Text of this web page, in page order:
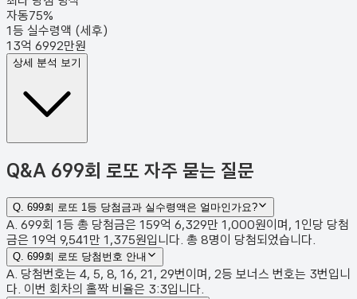
자동75%
1등 실수령액 (세후)
13억 6992만원
상세 분석 보기
Q&A 699회 로또 자주 묻는 질문
Q. 699회 로또 1등 당첨금과 실수령액은 얼마인가요?
A. 699회 1등 총 당첨금은 159억 6,329만 1,000원이며, 1인당 당첨
금은 19억 9,541만 1,375원입니다. 총 8명이 당첨되었습니다.
Q. 699회 로또 당첨번호 안내
A. 당첨번호는 4, 5, 8, 16, 21, 29번이며, 2등 보너스 번호는 3번입니
다. 이번 회차의 홀짝 비율은 3:3입니다.